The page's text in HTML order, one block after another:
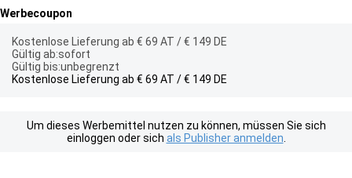
Werbecoupon
Kostenlose Lieferung ab € 69 AT / € 149 DE
Gültig ab:sofort
Gültig bis:unbegrenzt
Kostenlose Lieferung ab € 69 AT / € 149 DE
Um dieses Werbemittel nutzen zu können, müssen Sie sich
einloggen oder sich als Publisher anmelden